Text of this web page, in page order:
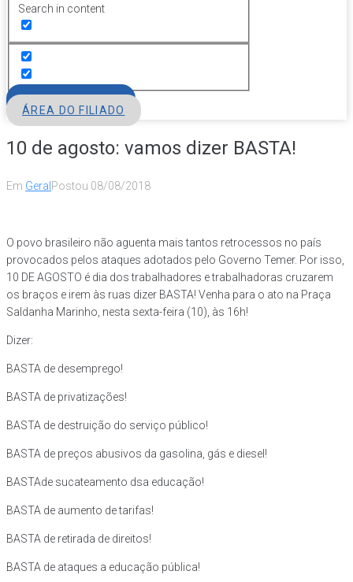
Search in content
ÁREA DO FILIADO
10 de agosto: vamos dizer BASTA!
Em Geral Postou 08/08/2018
O povo brasileiro não aguenta mais tantos retrocessos no país
provocados pelos ataques adotados pelo Governo Temer. Por isso,
10 DE AGOSTO é dia dos trabalhadores e trabalhadoras cruzarem
os braços e irem às ruas dizer BASTA! Venha para o ato na Praça
Saldanha Marinho, nesta sexta-feira (10), às 16h!
Dizer:
BASTA de desemprego!
BASTA de privatizações!
BASTA de destruição do serviço público!
BASTA de preços abusivos da gasolina, gás e diesel!
BASTAde sucateamento dsa educação!
BASTA de aumento de tarifas!
BASTA de retirada de direitos!
BASTA de ataques a educação pública!